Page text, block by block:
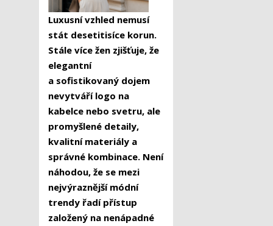
Luxusní vzhled nemusí
stát desetitisíce korun.
Stále více žen zjišťuje, že
elegantní
a sofistikovaný dojem
nevytváří logo na
kabelce nebo svetru, ale
promyšlené detaily,
kvalitní materiály a
správné kombinace. Není
náhodou, že se mezi
nejvýraznější módní
trendy řadí přístup
založený na nenápadné